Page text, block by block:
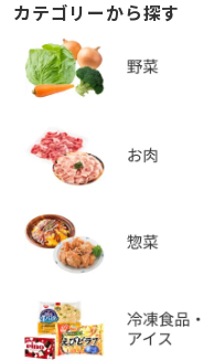
カテゴリーから探す